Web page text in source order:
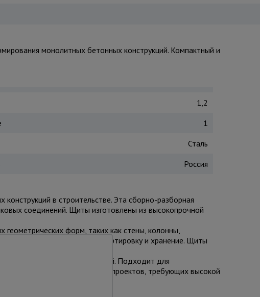
монолитных бетонных конструкций. Компактный и
1,2
1
Сталь
Россия
в строительстве. Эта сборно-разборная
соединений. Щиты изготовлены из высокопрочной
форм, таких как стены, колонны,
вес упрощает транспортировку и хранение. Щиты
других бетонных конструкций. Подходит для
и подрядчиками для проектов, требующих высокой